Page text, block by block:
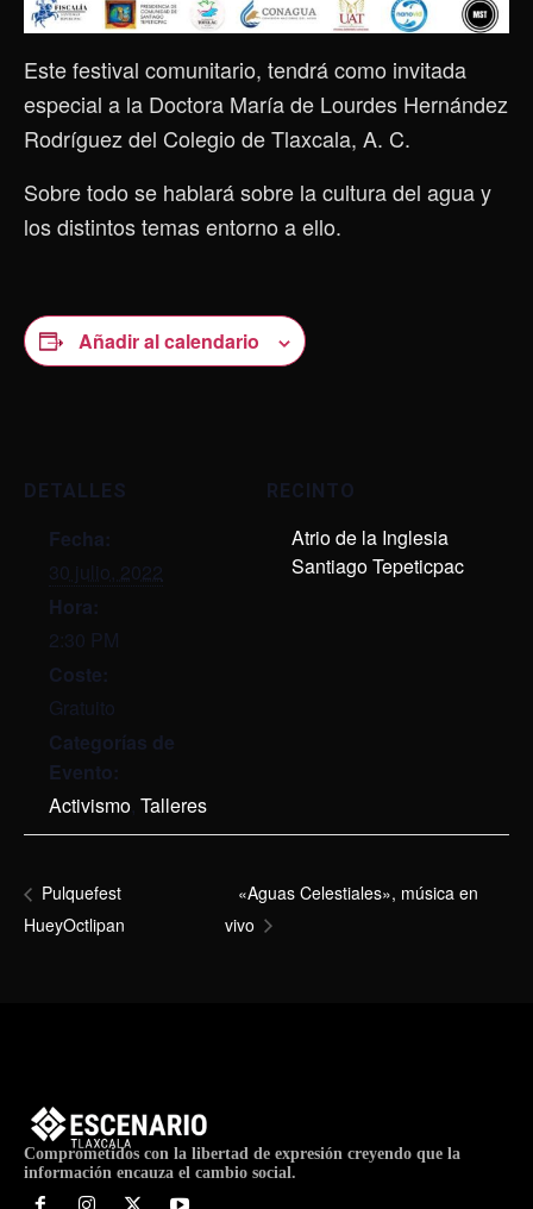
Este festival comunitario, tendrá como invitada
especial a la Doctora María de Lourdes Hernández
Rodríguez del Colegio de Tlaxcala, A. C.
Sobre todo se hablará sobre la cultura del agua y
los distintos temas entorno a ello.
Añadir al calendario
DETALLES
Fecha:
30 julio, 2022
Hora:
2:30 PM
Coste:
Gratuito
Categorías de
Evento:
Activismo, Talleres
RECINTO
Atrio de la Inglesia
Santiago Tepeticpac
Pulquefest
HueyOctlipan
«Aguas Celestiales», música en
vivo
Comprometidos con la libertad de expresión creyendo que la
información encauza el cambio social.